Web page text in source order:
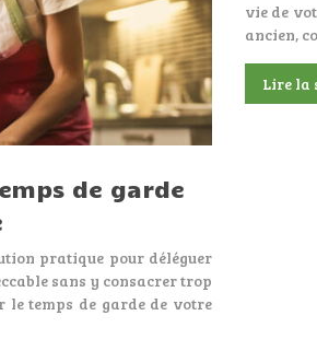
de garde
pratique pour déléguer
sans y consacrer trop
le temps de garde de votre
vie de
ancien,
Lire la